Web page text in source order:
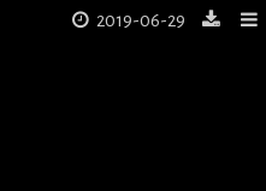
2019-06-29